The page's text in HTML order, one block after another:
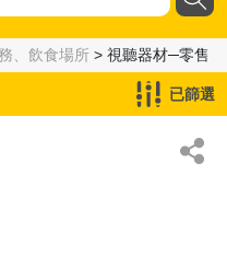
、飲食場所 > 視聽器材─零售
已篩選